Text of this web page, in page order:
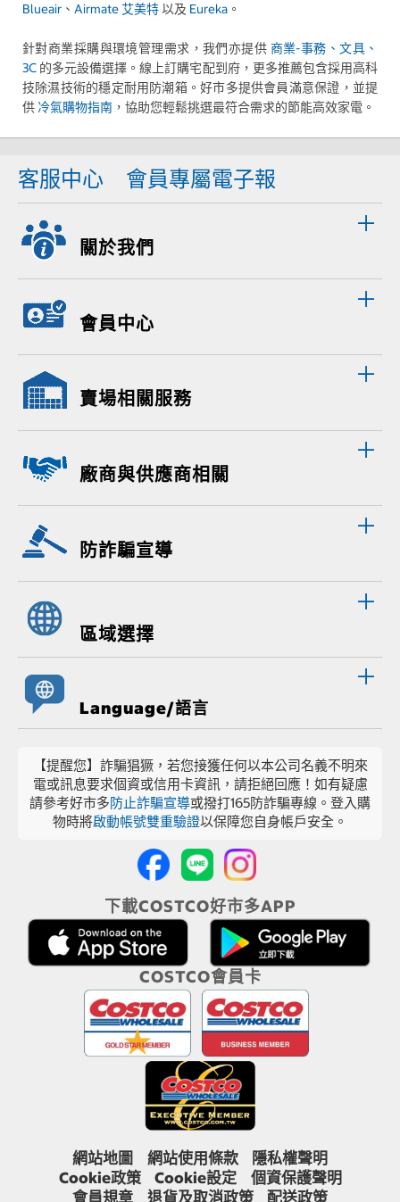
Blueair 、 Airmate 艾美特以及 Eureka 。
針對商業採購與環境管理需求，我們亦提供 商業-事務、文具、
3C 的多元設備選擇。線上訂購宅配到府，更多推薦包含採用高科
技除濕技術的穩定耐用防潮箱。好市多提供會員滿意保證，並提
供 冷氣購物指南 ，協助您輕鬆挑選最符合需求的節能高效家電。
客服中心 會員專屬電子報
關於我們
會員中心
賣場相關服務
廠商與供應商相關
防詐騙宣導
區域選擇
Language/語言
【提醒您】詐騙猖獗，若您接獲任何以本公司名義不明來
電或訊息要求個資或信用卡資訊，請拒絕回應！如有疑慮
請參考好市多防止詐騙宣導或撥打165防詐騙專線。登入購
物時將啟動帳號雙重驗證以保障您自身帳戶安全。
下載COSTCO好市多APP
COSTCO會員卡
網站地圖 網站使用條款
隱私權聲明
Cookie政策
Cookie設定
個資保護聲明
會員規章
退貨及取消政策 配送政策